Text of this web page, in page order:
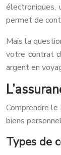
électroniques,
permet de
Mais la
votre contrat
argent en
Comprendre
biens
Types de